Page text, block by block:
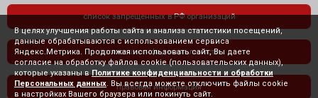
список запрещенных в РФ организаций
политика конфиденциальности
правовая информация
В целях улучшения работы сайта и анализа статистики посещений,
данные обрабатываются с использованием сервиса
Яндекс.Метрика. Продолжая использовать сайт, Вы даете
согласие на обработку файлов cookie (пользовательских данных),
которые указаны в Политике конфиденциальности и обработки
Персональных данных . Вы всегда можете отключить файлы cookie
в настройках Вашего браузера или покинуть сайт.